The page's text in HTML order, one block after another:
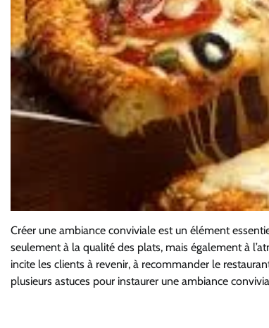
Créer une ambiance conviviale est un élément
seulement à la qualité des plats, mais également à
incite les clients à revenir, à recommander le
plusieurs astuces pour instaurer une ambiance